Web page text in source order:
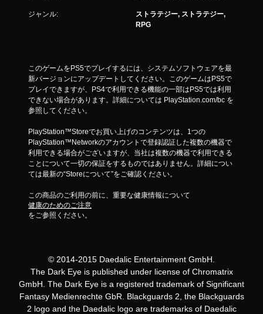
ジャンル:
ストラテジー, ストラテジー,
RPG
このゲームをPS5でプレイするには、システムソフトウェアを最
新バージョンにアップデートしてください。このゲームはPS5で
プレイできますが、PS4で利用できる機能の一部はPS5では利用
できない場合があります。詳細については PlayStation.com/bc を
参照してください。
PlayStation™Storeでお買い上げのコンテンツは、1つの
PlayStation™Networkのアカウントで登録認証した複数の機器で
利用できる場合がございますが、当社は複数の機器で利用できる
ことについて一切の保証をするものではありません。詳細につい
ては最新の“Storeについて”をご確認ください。
この商品のご利用の前に、重要な健康情報について
健康のためのご注意
をご参照ください。
© 2014-2015 Daedalic Entertainment GmbH.
The Dark Eye is published under license of Chromatrix
GmbH. The Dark Eye is a registered trademark of Significant
Fantasy Medienrechte GbR. Blackguards 2, the Blackguards
2 logo and the Daedalic logo are trademarks of Daedalic